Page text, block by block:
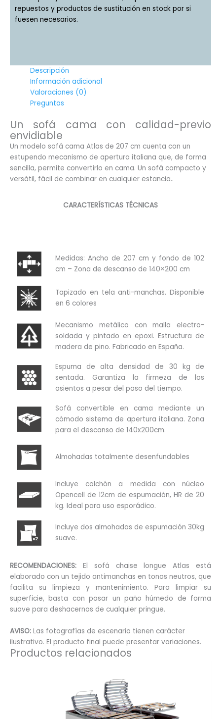
repuestos y productos de sustitución en stock por si
fuesen necesarios.
Descripción
Información adicional
Valoraciones (0)
Preguntas
Un sofá cama con calidad-previo
envidiable
Un modelo sofá cama Atlas de 207 cm cuenta con un
estupendo mecanismo de apertura italiana que, de forma
sencilla, permite convertirlo en cama. Un sofá compacto y
versátil, fácil de combinar en cualquier estancia..
CARACTERÍSTICAS TÉCNICAS
Medidas: Ancho de 207 cm y fondo de 102
cm – Zona de descanso de 140×200 cm
Tapizado en tela anti-manchas. Disponible
en 6 colores
Mecanismo metálico con malla electro-
soldada y pintado en epoxi. Estructura de
madera de pino. Fabricado en España.
Espuma de alta densidad de 30 kg de
sentada. Garantiza la firmeza de los
asientos a pesar del paso del tiempo.
Sofá convertible en cama mediante un
cómodo sistema de apertura italiana. Zona
para el descanso de 140x200cm.
Almohadas totalmente desenfundables
Incluye colchón a medida con núcleo
Opencell de 12cm de espumación, HR de 20
kg. Ideal para uso esporádico.
Incluye dos almohadas de espumación 30kg
suave.
RECOMENDACIONES: El sofá chaise longue Atlas está
elaborado con un tejido antimanchas en tonos neutros, que
facilita su limpieza y mantenimiento. Para limpiar su
superficie, basta con pasar un paño húmedo de forma
suave para deshacernos de cualquier pringue.
AVISO: Las fotografías de escenario tienen carácter
ilustrativo. El producto final puede presentar variaciones.
Productos relacionados